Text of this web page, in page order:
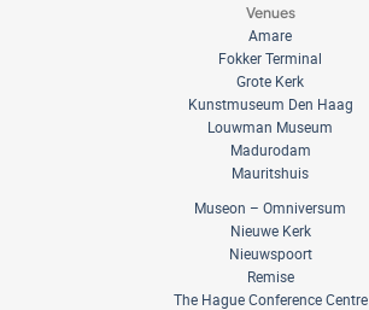
Venues
Amare
Fokker Terminal
Grote Kerk
Kunstmuseum Den Haag
Louwman Museum
Madurodam
Mauritshuis
Museon – Omniversum
Nieuwe Kerk
Nieuwspoort
Remise
The Hague Conference Centre